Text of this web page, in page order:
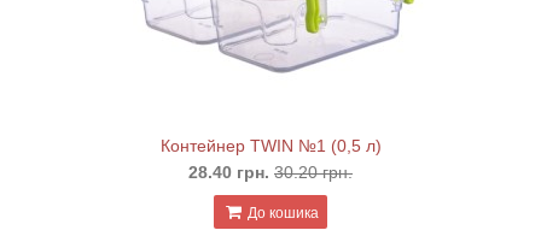
Контейнер TWIN №1 (0,5 л)
28.40 грн. 30.20 грн.
До кошика